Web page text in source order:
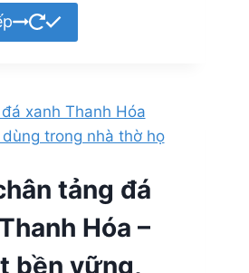
tảng đá
Hóa –
bền vững,